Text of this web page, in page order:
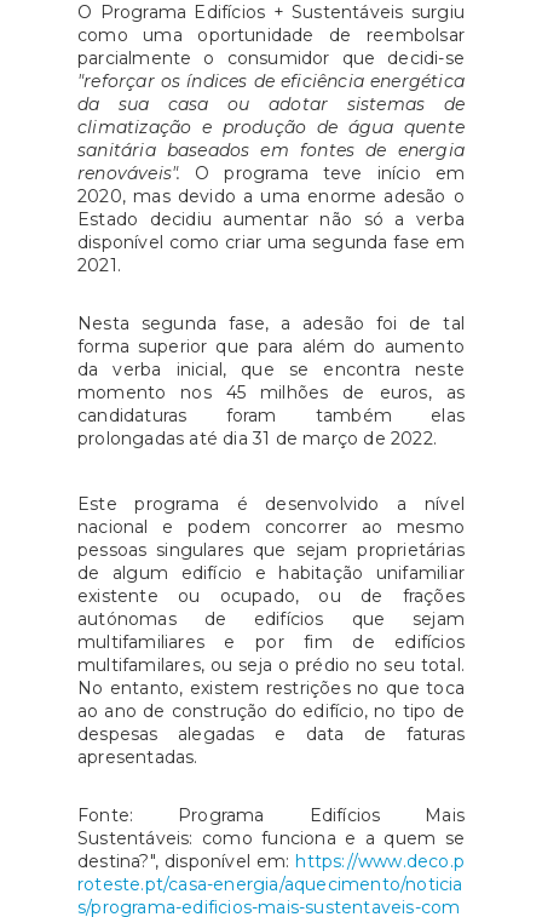
O Programa Edifícios + Sustentáveis surgiu
como uma oportunidade de reembolsar
parcialmente o consumidor que decidi-se
"reforçar os índices de eficiência energética
da sua casa ou adotar sistemas de
climatização e produção de água quente
sanitária baseados em fontes de energia
renováveis". O programa teve início em
2020, mas devido a uma enorme adesão o
Estado decidiu aumentar não só a verba
disponível como criar uma segunda fase em
2021.
Nesta segunda fase, a adesão foi de tal
forma superior que para além do aumento
da verba inicial, que se encontra neste
momento nos 45 milhões de euros, as
candidaturas foram também elas
prolongadas até dia 31 de março de 2022.
Este programa é desenvolvido a nível
nacional e podem concorrer ao mesmo
pessoas singulares que sejam proprietárias
de algum edifício e habitação unifamiliar
existente ou ocupado, ou de frações
autónomas de edifícios que sejam
multifamiliares e por fim de edifícios
multifamilares, ou seja o prédio no seu total.
No entanto, existem restrições no que toca
ao ano de construção do edifício, no tipo de
despesas alegadas e data de faturas
apresentadas.
Fonte: Programa Edifícios Mais
Sustentáveis: como funciona e a quem se
destina?", disponível em: https://www.deco.p
roteste.pt/casa-energia/aquecimento/noticia
s/programa-edificios-mais-sustentaveis-com